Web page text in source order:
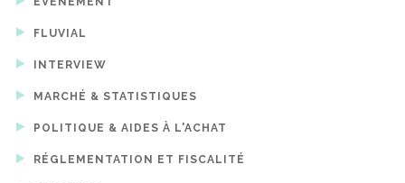
FLUVIAL
INTERVIEW
MARCHÉ & STATISTIQUES
POLITIQUE & AIDES À L'ACHAT
RÉGLEMENTATION ET FISCALITÉ